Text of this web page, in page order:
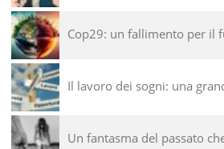
Cop29: un fallimento per il
Il lavoro dei sogni: una
Un fantasma del passato